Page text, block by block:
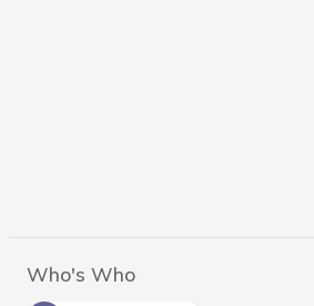
Who's Who